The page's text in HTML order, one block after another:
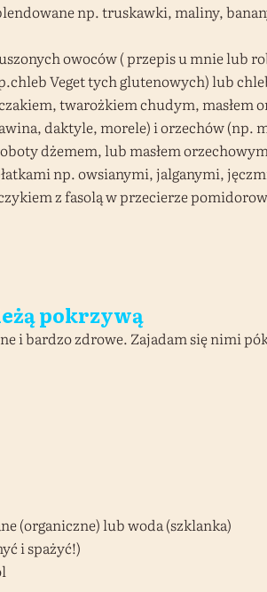
np. truskawki, maliny,
owoców ( przepis u mnie lub
Veget tych glutenowych) lub
twarożkiem chudym,
daktyle, morele) i orzechów (np.
dżemem, lub masłem
np. owsianymi, jalganymi,
z fasolą w przecierze
pokrzywą
i bardzo zdrowe. Zajadam się nimi
(organiczne) lub woda (szklanka)
i spażyć!)